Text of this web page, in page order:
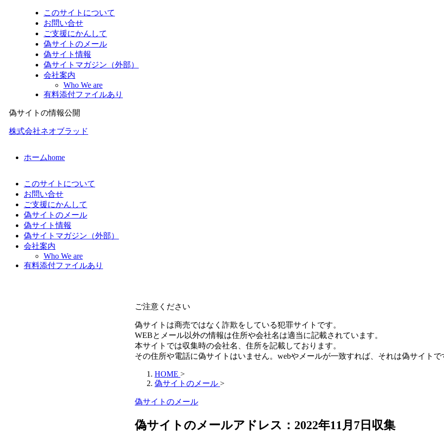
このサイトについて
お問い合せ
ご支援にかんして
偽サイトのメール
偽サイト情報
偽サイトマガジン（外部）
会社案内
Who We are
有料添付ファイルあり
偽サイトの情報公開
株式会社ネオブラッド
ホームhome
このサイトについて
お問い合せ
ご支援にかんして
偽サイトのメール
偽サイト情報
偽サイトマガジン（外部）
会社案内
Who We are
有料添付ファイルあり
ご注意ください
偽サイトは商売ではなく詐欺をしている犯罪サイトです。
WEBとメール以外の情報は住所や会社名は適当に記載されています。
本サイトでは収集時の会社名、住所を記載しております。
その住所や電話に偽サイトはいません。webやメールが一致すれば、それは偽サイトで
HOME >
偽サイトのメール >
偽サイトのメール
偽サイトのメールアドレス：2022年11月7日収集